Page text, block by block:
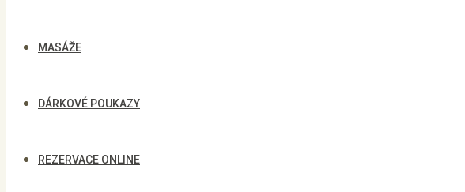
MASÁŽE
DÁRKOVÉ POUKAZY
REZERVACE ONLINE